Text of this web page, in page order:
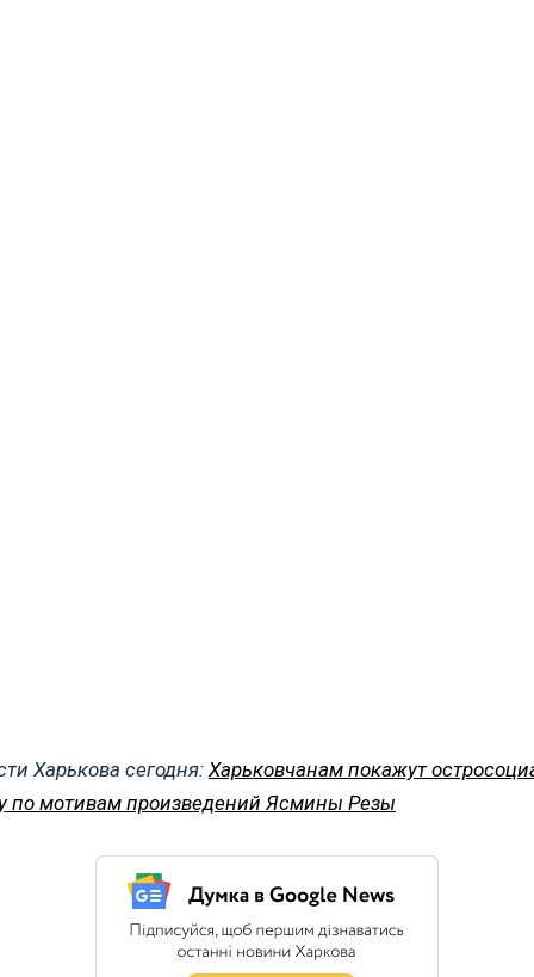
Харькова сегодня: Харьковчанам покажут
по мотивам произведений Ясмины Резы